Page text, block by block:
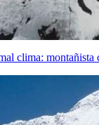
clima: